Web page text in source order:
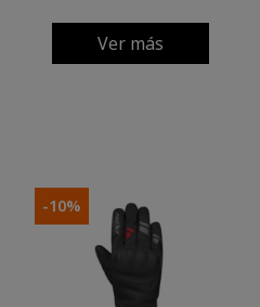
Ver más
-10%